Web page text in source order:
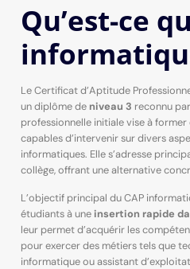
Qu’est-ce
Le Certificat d’Aptitude
un diplôme de niveau 3 reconnu
professionnelle initiale vise à
capables d’intervenir sur divers
informatiques. Elle s’adresse
collège, offrant une alternative
L’objectif principal du CAP
étudiants à uneinsertion rapide
leur permet d’acquérir les
pour exercer des métiers tels que
informatique ou assistant